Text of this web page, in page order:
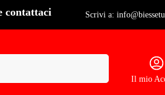
contattaci Scrivi a:
Il mio